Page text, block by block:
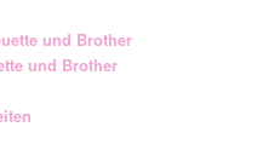
und Brother
und Brother